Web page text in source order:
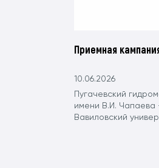
Приемная
10.06.2026
Пугачевский
имени В.И.
Вавиловский